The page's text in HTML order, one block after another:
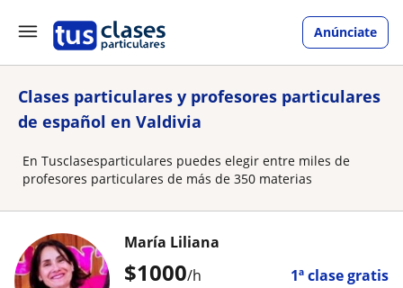
Anúnciate
Clases particulares y profesores particulares
de español en Valdivia
En Tusclasesparticulares puedes elegir entre miles de
profesores particulares de más de 350 materias
$1000/h 1ª clase gratis
María Liliana